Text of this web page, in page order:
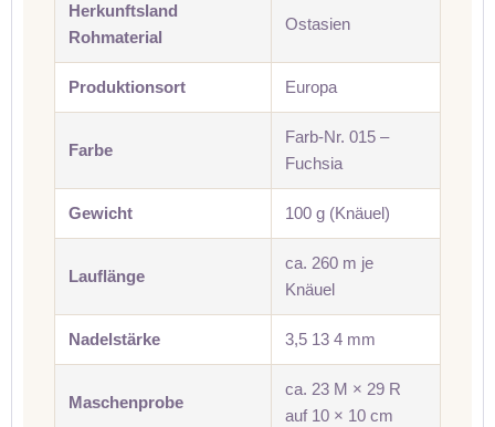
Herkunftsland
Rohmaterial
Ostasien
Produktionsort Europa
Farbe
Farb-Nr. 015 –
Fuchsia
Gewicht 100 g (Knäuel)
Lauflänge
ca. 260 m je
Knäuel
Nadelstärke 3,5 13 4 mm
Maschenprobe
ca. 23 M × 29 R
auf 10 × 10 cm